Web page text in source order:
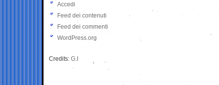
Accedi
Feed dei contenuti
Feed dei commenti
WordPress.org
Credits: G.I